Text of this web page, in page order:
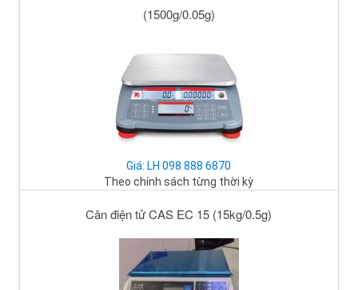
(1500g/0.05g)
Giá: LH 098 888 6870
Theo chính sách từng thời kỳ
Cân điện tử CAS EC 15 (15kg/0.5g)